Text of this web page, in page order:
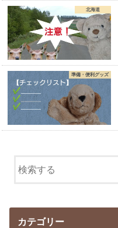
北海道
準備・便利グッズ
カテゴリー